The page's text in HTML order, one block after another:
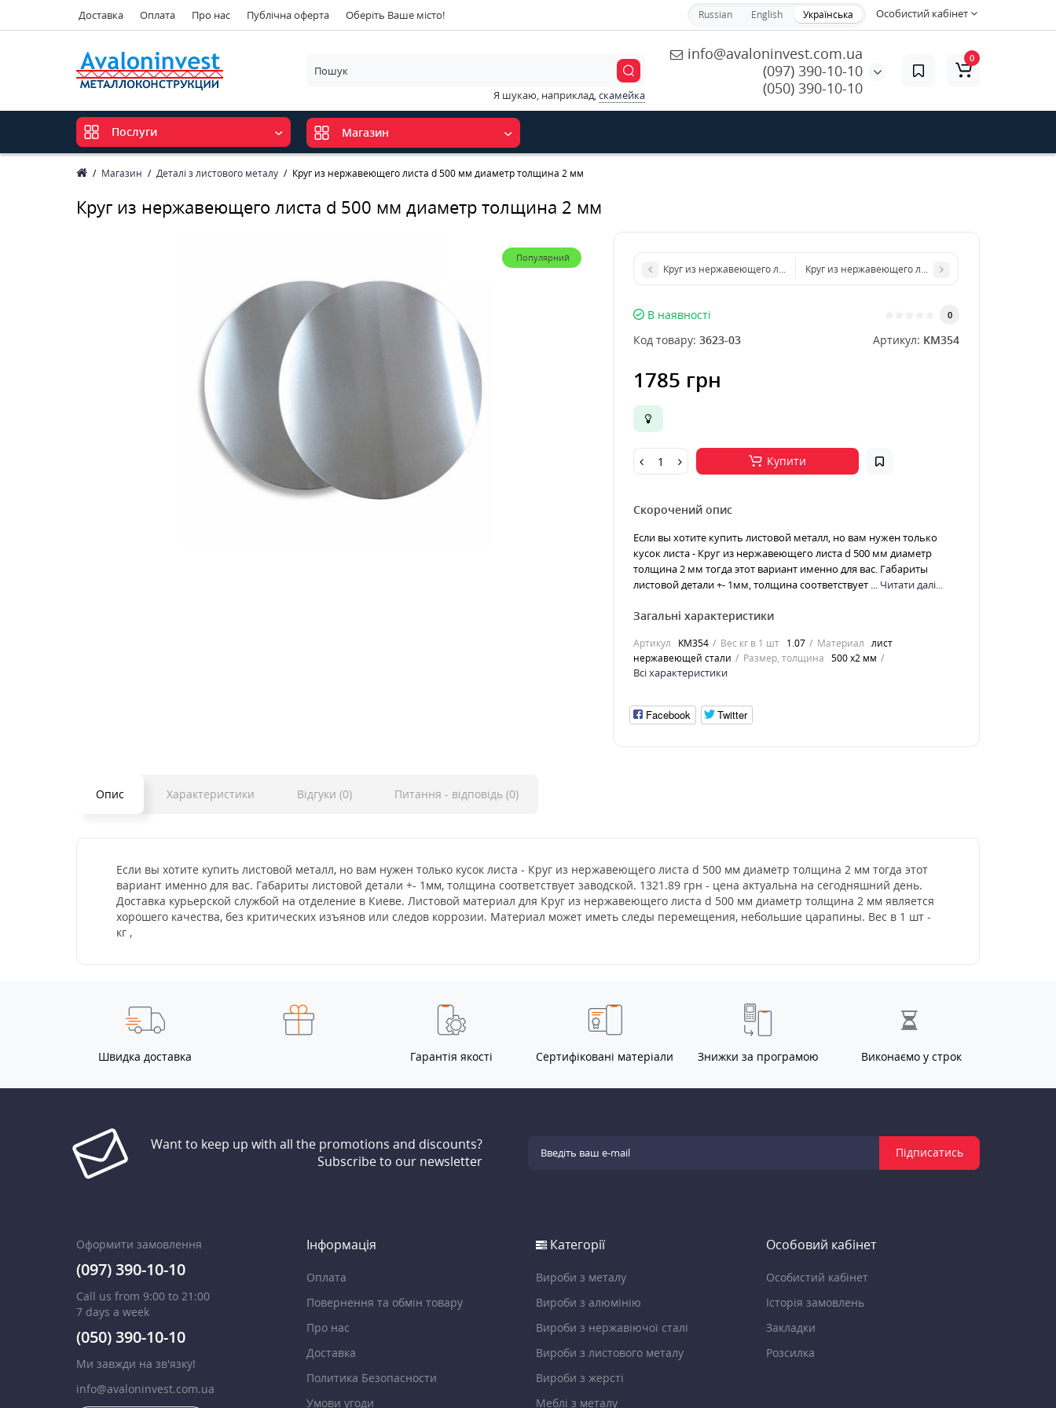
Доставка Оплата Про нас Публічна оферта Оберіть Ваше місто! Особистий кабінет
Russian English Українська
info@avaloninvest.com.ua
(097) 390-10-10
(050) 390-10-10
Я шукаю, наприклад,скамейка
0
Послуги Магазин
Магазин Деталі з листового металу Круг из нержавеющего листа d 500 мм диаметр толщина 2 мм
Круг из нержавеющего листа d 500 мм диаметр толщина 2 мм
Популярний
Круг из нержавеющего листа d 400 мм диаметр толщина 2 мм
Круг из нержавеющего листа d 800 мм диаметр
В наявності 0
Код товару: 3623-03 Артикул: KM354
1785 грн
Купити
Скорочений опис
Если вы хотите купить листовой металл, но вам нужен только
кусок листа - Круг из нержавеющего листа d 500 мм диаметр
толщина 2 мм тогда этот вариант именно для вас. Габариты
листовой детали +- 1мм, толщина соответствует ... Читати далі...
Загальні характеристики
Артикул KM354 Вес кг в 1 шт 1.07 Материал лист
нержавеющей стали
Размер, толщина 500 х2 мм
Всі характеристики
Facebook Twitter
Опис Характеристики Відгуки (0) Питання - відповідь (0)
Если вы хотите купить листовой металл, но вам нужен только кусок листа - Круг из нержавеющего листа d 500 мм диаметр толщина 2 мм тогда этот
вариант именно для вас. Габариты листовой детали +- 1мм, толщина соответствует заводской. 1321.89 грн - цена актуальна на сегодняшний день.
Доставка курьерской службой на отделение в Киеве. Листовой материал для Круг из нержавеющего листа d 500 мм диаметр толщина 2 мм является
хорошего качества, без критических изъянов или следов коррозии. Материал может иметь следы перемещения, небольшие царапины. Вес в 1 шт -
кг ,
Швидка доставка Гарантія якості Сертифіковані матеріали Знижки за програмою Виконаємо у строк
Want to keep up with all the promotions and discounts?
Subscribe to our newsletter
Підписатись
Оформити замовлення
(097) 390-10-10
Call us from 9:00 to 21:00
7 days a week
(050) 390-10-10
Ми завжди на зв'язку!
info@avaloninvest.com.ua
Інформація
Оплата
Повернення та обмін товару
Про нас
Доставка
Политика Безопасности
Умови угоди
Категорії
Вироби з металу
Вироби з алюмінію
Вироби з нержавіючої сталі
Вироби з листового металу
Вироби з жерсті
Меблі з металу
Особовий кабінет
Особистий кабінет
Історія замовлень
Закладки
Розсилка